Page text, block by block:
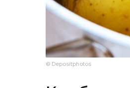
© Depositphotos